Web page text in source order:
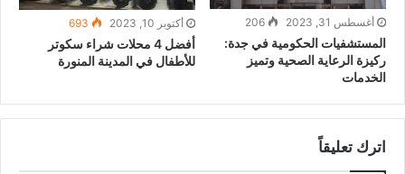
أغسطس 31, 2023 206
المستشفيات الحكومية في جدة:
ركيزة الرعاية الصحية وتميز
الخدمات
أكتوبر 10, 2023 693
أفضل 4 محلات شراء سكوتر
للأطفال في المدينة المنورة
اترك تعليقاً